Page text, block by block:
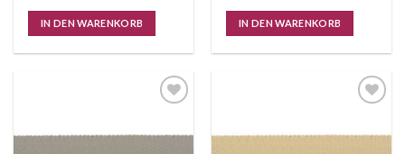
IN DEN WARENKORB IN DEN WARENKORB